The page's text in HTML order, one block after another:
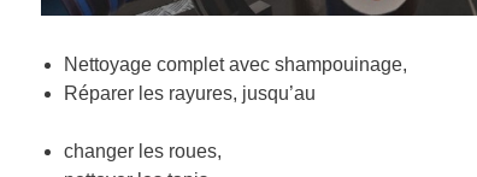
Nettoyage complet avec shampouinage,
Réparer les
changer les roues,